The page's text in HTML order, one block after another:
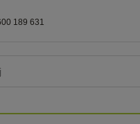
189 631